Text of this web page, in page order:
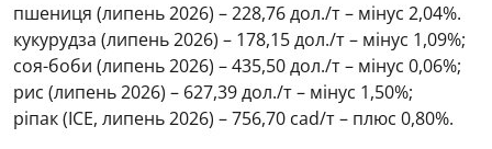
пшениця (липень 2026) – 228,76 дол./т – мінус 2,04%.
кукурудза (липень 2026) – 178,15 дол./т – мінус 1,09%;
соя-боби (липень 2026) – 435,50 дол./т – мінус 0,06%;
рис (липень 2026) – 627,39 дол./т – мінус 1,50%;
ріпак (ICE, липень 2026) – 756,70 cad/т – плюс 0,80%.